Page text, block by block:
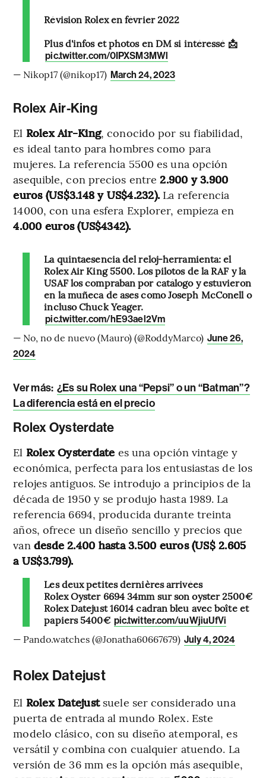
Révision Rolex en février 2022
Plus d'infos et photos en DM si intéressé 📩
pic.twitter.com/0IPXSM3MWl
— Nikop17 (@nikop17) March 24, 2023
Rolex Air-King
El Rolex Air-King, conocido por su fiabilidad,
es ideal tanto para hombres como para
mujeres. La referencia 5500 es una opción
asequible, con precios entre2.900 y 3.900
euros (US$3.148 y US$4.232). La referencia
14000, con una esfera Explorer, empieza en
4.000 euros (US$4342).
La quintaesencia del reloj-herramienta: el
Rolex Air King 5500. Los pilotos de la RAF y la
USAF los compraban por catálogo y estuvieron
en la muñeca de ases como Joseph McConell o
incluso Chuck Yeager.
pic.twitter.com/hE93ael2Vm
— No, no de nuevo (Mauro) (@RoddyMarco) June 26,
2024
Ver más: ¿Es su Rolex una “Pepsi” o un “Batman”?
La diferencia está en el precio
Rolex Oysterdate
El Rolex Oysterdate es una opción vintage y
económica, perfecta para los entusiastas de los
relojes antiguos. Se introdujo a principios de la
década de 1950 y se produjo hasta 1989. La
referencia 6694, producida durante treinta
años, ofrece un diseño sencillo y precios que
van desde 2.400 hasta 3.500 euros (US$ 2.605
a US$3.799).
Les deux petites dernières arrivées
Rolex Oyster 6694 34mm sur son oyster 2500€
Rolex Datejust 16014 cadran bleu avec boîte et
papiers 5400€ pic.twitter.com/uuWjiuUfVi
— Pando.watches (@Jonatha60667679) July 4, 2024
Rolex Datejust
El Rolex Datejustsuele ser considerado una
puerta de entrada al mundo Rolex. Este
modelo clásico, con su diseño atemporal, es
versátil y combina con cualquier atuendo. La
versión de 36 mm es la opción más asequible,